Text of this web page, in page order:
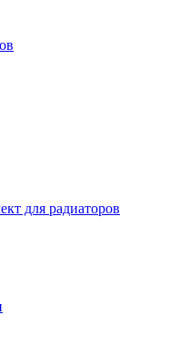
для радиаторов